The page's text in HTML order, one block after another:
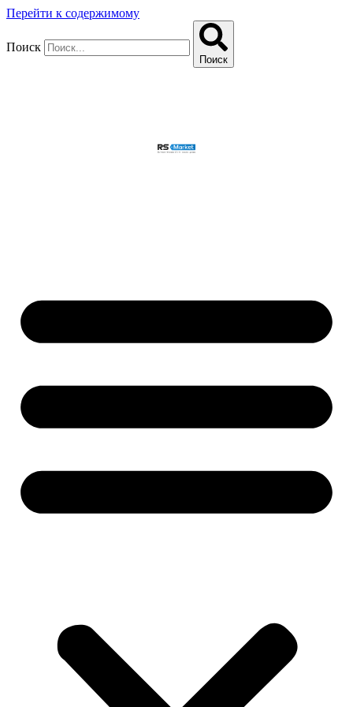
Перейти к содержимому
Поиск
Поиск